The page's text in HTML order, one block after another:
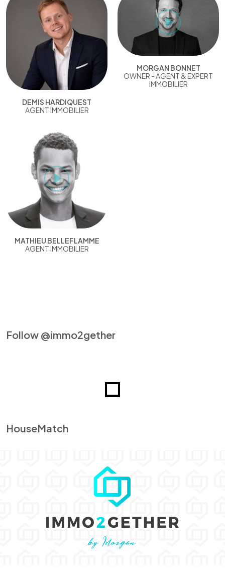
DEMIS HARDIQUEST
AGENT IMMOBILIER
MORGAN BONNET
OWNER - AGENT & EXPERT
IMMOBILIER
MATHIEU BELLEFLAMME
AGENT IMMOBILIER
Follow @immo2gether
HouseMatch